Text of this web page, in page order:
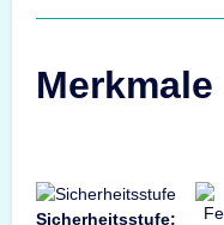
Merkmale
Sicherheitsstufe: